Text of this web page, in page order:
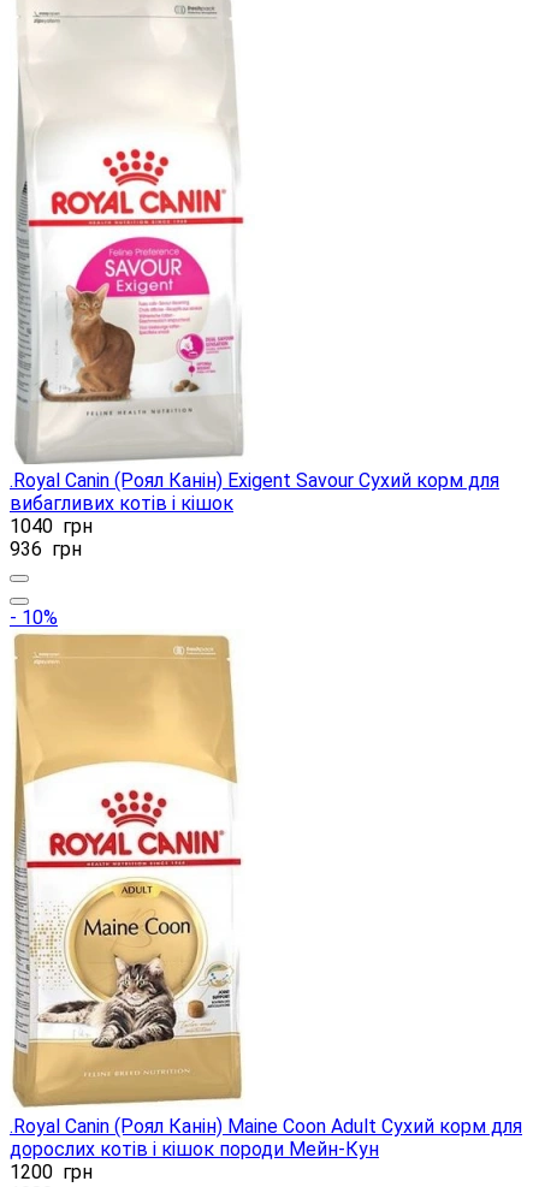
.Royal Canin (Роял Канін) Exigent Savour Сухий корм для
вибагливих котів і кішок
1040 грн
936 грн
- 10%
.Royal Canin (Роял Канін) Maine Coon Adult Сухий корм для
дорослих котів і кішок породи Мейн-Кун
1200 грн